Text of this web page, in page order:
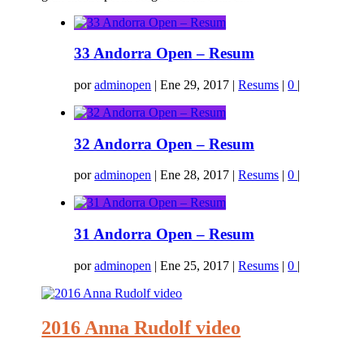
33 Andorra Open – Resum
poradminopen |Ene 29, 2017 |Resums |0 |
32 Andorra Open – Resum
poradminopen |Ene 28, 2017 |Resums |0 |
31 Andorra Open – Resum
poradminopen |Ene 25, 2017 |Resums |0 |
2016 Anna Rudolf video